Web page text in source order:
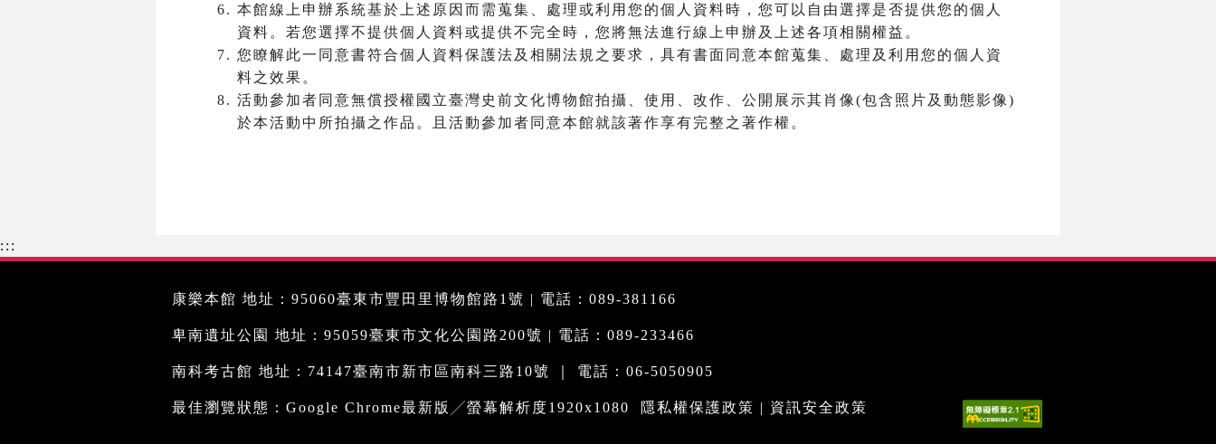
本館線上申辦系統基於上述原因而需蒐集、處理或利用您的個人資料時，您可以自由選擇是否提供您的個人
資料。若您選擇不提供個人資料或提供不完全時，您將無法進行線上申辦及上述各項相關權益。
您瞭解此一同意書符合個人資料保護法及相關法規之要求，具有書面同意本館蒐集、處理及利用您的個人資
料之效果。
活動參加者同意無償授權國立臺灣史前文化博物館拍攝、使用、改作、公開展示其肖像(包含照片及動態影像)
於本活動中所拍攝之作品。且活動參加者同意本館就該著作享有完整之著作權。
:::
康樂本館 地址：95060臺東市豐田里博物館路1號 | 電話：089-381166
卑南遺址公園 地址：95059臺東市文化公園路200號 | 電話：089-233466
南科考古館 地址：74147臺南市新市區南科三路10號 ｜ 電話：06-5050905
最佳瀏覽狀態：Google Chrome最新版╱螢幕解析度1920x1080 隱私權保護政策 | 資訊安全政策